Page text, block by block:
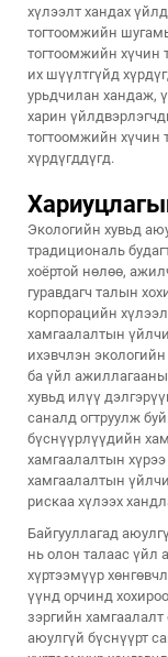
хүлээлт хандах
тогтоомжийн
тогтоомжийн хүчин
их шүүлтгүйд
урьдчилан хандаж,
харин
тогтоомжийн хүчин
хүрдүгддүгд.
Экологийн хувьд
традициональ
хоёртой нөлөө,
гуравдагч талын
корпорацийн
хамгаалалтын
ихэвчлэн
ба үйл
хувьд илүү
саналд огтруулж
бүснүүрлүүдийн
хамгаалалтын
хамгаалалтын
рискаа хүлээх
Байгууллагад
нь олон талаас үйл
хүртээмүүр
үүнд орчинд
зэргийн
аюулгүй бүснүүрт